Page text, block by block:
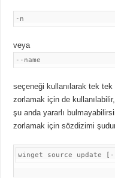
-n
veya
--name
seçeneği kullanılarak tek
zorlamak için de
şu anda yararlı
zorlamak için sözdizimi
winget source update [-